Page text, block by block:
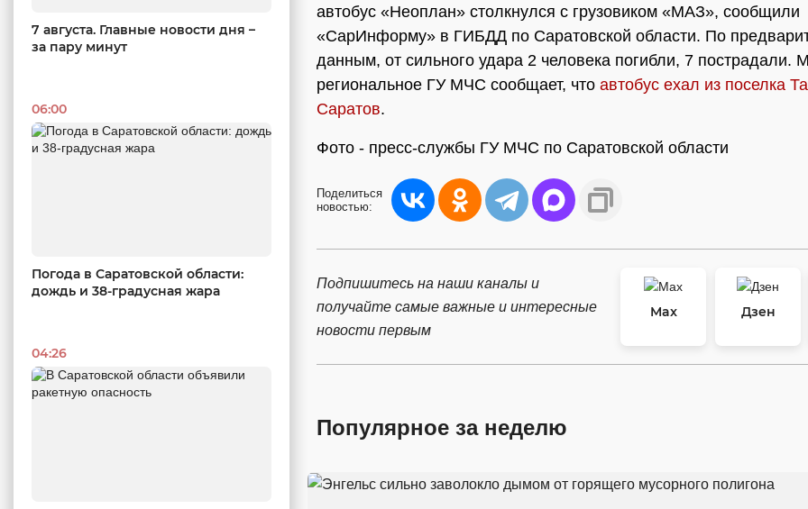
7 августа. Главные новости дня –
за пару минут
06:00
Погода в Саратовской области:
дождь и 38-градусная жара
04:26
автобус «Неоплан» столкнулся с грузовиком «МАЗ», сообщили
«СарИнформу» в ГИБДД по Саратовской области. По
данным, от сильного удара 2 человека погибли, 7 пострадали.
региональное ГУ МЧС сообщает, что автобус ехал из поселка
Саратов.
Фото - пресс-службы ГУ МЧС по Саратовской области
Поделиться
новостью:
Подпишитесь на наши каналы и
получайте самые важные и интересные
новости первым
Max
Дзен
Популярное за неделю